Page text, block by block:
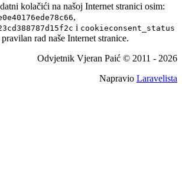
kolačići na našoj Internet stranici osim:
,
i cookieconsent_status
rad naše Internet stranice.
Odvjetnik Vjeran Paić © 2011 - 2026
Napravio Laravelista